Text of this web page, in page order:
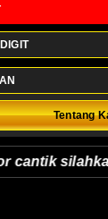
Tentang